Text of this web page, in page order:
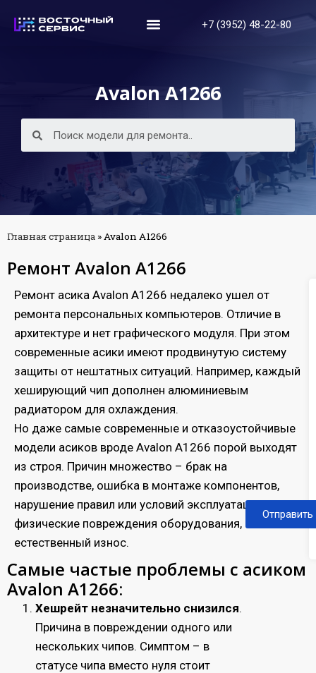
+7 (3952) 48-22-80
Avalon А1266
Главная страница »Avalon А1266
Ремонт Avalon А1266
Ремонт асика Avalon А1266 недалеко ушел от
ремонта персональных компьютеров. Отличие в
архитектуре и нет графического модуля. При этом
современные асики имеют продвинутую систему
защиты от нештатных ситуаций. Например, каждый
хеширующий чип дополнен алюминиевым
радиатором для охлаждения.
Но даже самые современные и отказоустойчивые
модели асиков вроде Avalon А1266 порой выходят
из строя. Причин множество – брак на
производстве, ошибка в монтаже компонентов,
нарушение правил или условий эксплуатации,
физические повреждения оборудования,
естественный износ.
Отправить
Самые частые проблемы с асиком
Avalon А1266:
Хешрейт незначительно снизился.
Причина в повреждении одного или
нескольких чипов. Симптом – в
статусе чипа вместо нуля стоит